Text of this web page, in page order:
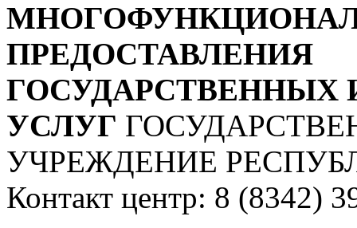
ПРЕДОСТАВЛЕНИЯ
УСЛУГ
УЧРЕЖДЕНИЕ
Контакт центр: 8 (8342)